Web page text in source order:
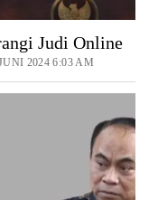
Judi Online
2024 6:03 AM